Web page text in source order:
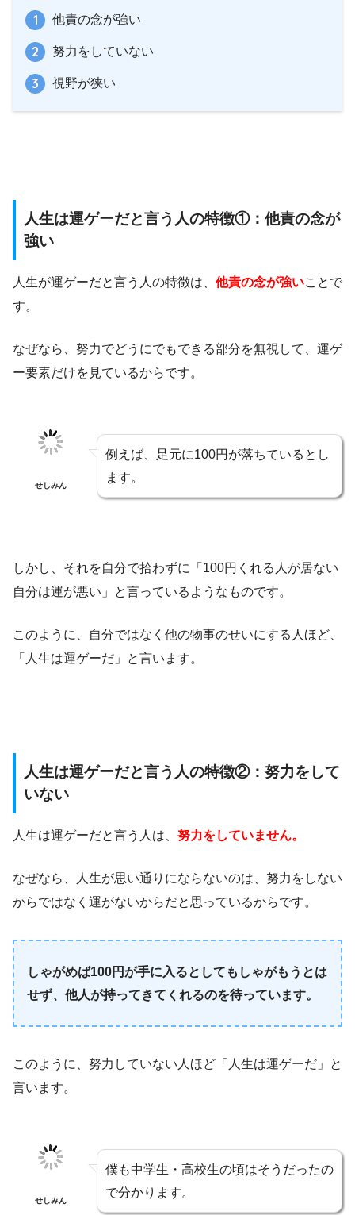
他責の念が強い
努力をしていない
視野が狭い
人生は運ゲーだと言う人の特徴①：他責の念が
強い
人生が運ゲーだと言う人の特徴は、 他責の念が強いことで
す。
なぜなら、努力でどうにでもできる部分を無視して、運ゲ
ー要素だけを見ているからです。
せしみん
例えば、足元に100円が落ちているとし
ます。
しかし、それを自分で拾わずに「100円くれる人が居ない
自分は運が悪い」と言っているようなものです。
このように、自分ではなく他の物事のせいにする人ほど、
「人生は運ゲーだ」と言います。
人生は運ゲーだと言う人の特徴②：努力をして
いない
人生は運ゲーだと言う人は、努力をしていません。
なぜなら、人生が思い通りにならないのは、努力をしない
からではなく運がないからだと思っているからです。
しゃがめば100円が手に入るとしてもしゃがもうとは
せず、他人が持ってきてくれるのを待っています。
このように、努力していない人ほど「人生は運ゲーだ」と
言います。
せしみん
僕も中学生・高校生の頃はそうだったの
で分かります。